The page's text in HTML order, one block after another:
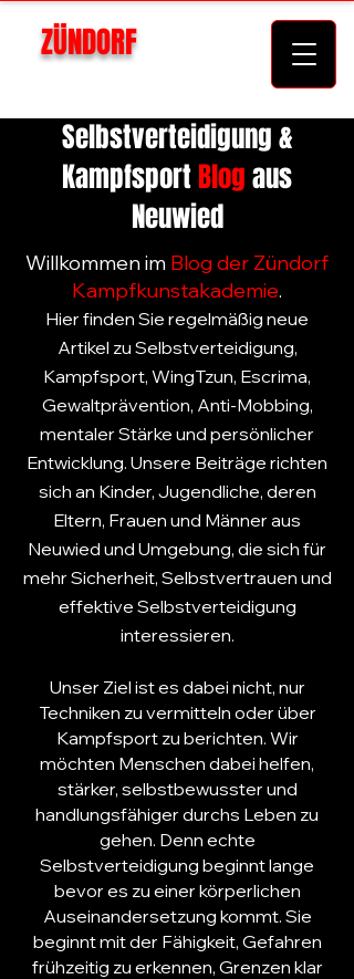
ZÜNDORF
Selbstverteidigung &
KampfsportBlogaus
Neuwied
Willkommen im Blogder Zündorf
Kampfkunstakademie.
Hier finden Sie regelmäßig neue
Artikel zu Selbstverteidigung,
Kampfsport, WingTzun, Escrima,
Gewaltprävention, Anti-Mobbing,
mentaler Stärke und persönlicher
Entwicklung. Unsere Beiträge richten
sich an Kinder, Jugendliche, deren
Eltern, Frauen und Männer aus
Neuwied und Umgebung, die sich für
mehr Sicherheit, Selbstvertrauen und
effektive Selbstverteidigung
interessieren.
Unser Ziel ist es dabei nicht, nur
Techniken zu vermitteln oder über
Kampfsportzu berichten. Wir
möchten Menschen dabei helfen,
stärker, selbstbewusster und
handlungsfähiger durchs Leben zu
gehen. Denn echte
Selbstverteidigung beginnt lange
bevor es zu einer körperlichen
Auseinandersetzung kommt. Sie
beginnt mit der Fähigkeit, Gefahren
frühzeitig zu erkennen, Grenzen klar